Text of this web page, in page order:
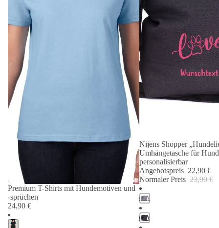
Premium T-Shirts mit Hundemotiven und
-sprüchen
24,90 €
Angebot 🐾
Nijens Shopper
Umhängetasche für
personalisierbar
Angebotspreis 22,90 €
Normaler Preis 23,90 €